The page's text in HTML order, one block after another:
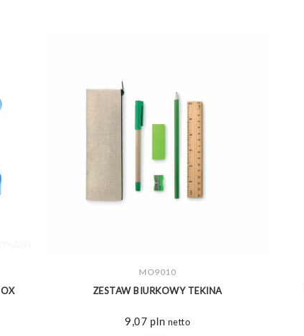
ZOBACZ WIĘCEJ
MO9010
ZESTAW BIURKOWY TEKINA
9,07 pln netto